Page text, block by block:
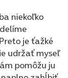
niekoľko
je ťažké
udržať myseľ
pomôžu ju